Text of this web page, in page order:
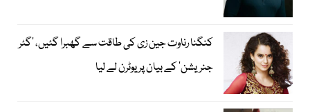
کنگنا رناوت جین زی کی طاقت سے گھبرا گئیں، ’گٹر
جنریشن‘ کے بیان پر یوٹرن لے لیا